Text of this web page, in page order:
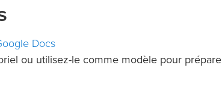
Docs
ou utilisez-le comme modèle pour